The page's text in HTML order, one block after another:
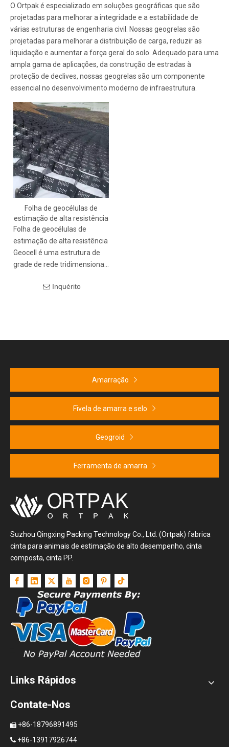
O Ortpak é especializado em soluções geográficas que são
projetadas para melhorar a integridade e a estabilidade de
várias estruturas de engenharia civil. Nossas geogrelas são
projetadas para melhorar a distribuição de carga, reduzir as
liquidação e aumentar a força geral do solo. Adequado para uma
ampla gama de aplicações, da construção de estradas à
proteção de declives, nossas geogrelas são um componente
essencial no desenvolvimento moderno de infraestrutura.
Folha de geocélulas de
estimação de alta resistência
Folha de geocélulas de
estimação de alta resistência
Geocell é uma estrutura de
grade de rede tridimensional
alta resistência de materiais
diafragmas são perfurados.
Inquérito
Amarração
Fivela de amarra e selo
Geogroid
Ferramenta de amarra
Suzhou Qingxing Packing Technology Co., Ltd. (Ortpak) fabrica
cinta para animais de estimação de alto desempenho, cinta
composta, cinta PP.
Links Rápidos
Contate-Nos
 +86-18796891495
 +86-13917926744